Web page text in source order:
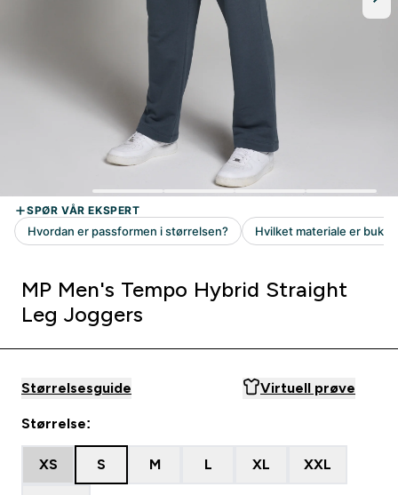
MP Men's Tempo Hybrid Straight
Leg Joggers
Størrelsesguide Virtuell prøve
Størrelse:
XS S M L XL XXL